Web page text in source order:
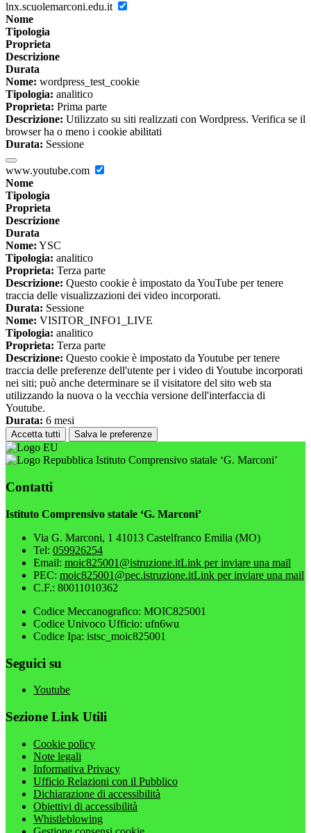
lnx.scuolemarconi.edu.it
Nome
Tipologia
Proprieta
Descrizione
Durata
Nome: wordpress_test_cookie
Tipologia: analitico
Proprieta: Prima parte
Descrizione: Utilizzato su siti realizzati con Wordpress. Verifica se il
browser ha o meno i cookie abilitati
Durata: Sessione
www.youtube.com
Nome
Tipologia
Proprieta
Descrizione
Durata
Nome: YSC
Tipologia: analitico
Proprieta: Terza parte
Descrizione: Questo cookie è impostato da YouTube per tenere
traccia delle visualizzazioni dei video incorporati.
Durata: Sessione
Nome: VISITOR_INFO1_LIVE
Tipologia: analitico
Proprieta: Terza parte
Descrizione: Questo cookie è impostato da Youtube per tenere
traccia delle preferenze dell'utente per i video di Youtube incorporati
nei siti; può anche determinare se il visitatore del sito web sta
utilizzando la nuova o la vecchia versione dell'interfaccia di
Youtube.
Durata: 6 mesi
Accetta tutti Salva le preferenze
Istituto Comprensivo statale ‘G. Marconi’
Contatti
Istituto Comprensivo statale ‘G. Marconi’
Via G. Marconi, 1 41013 Castelfranco Emilia (MO)
Tel: 059926254
Email: moic825001@istruzione.itLink per inviare una mail
PEC: moic825001@pec.istruzione.itLink per inviare una mail
C.F.: 80011010362
Codice Meccanografico: MOIC825001
Codice Univoco Ufficio: ufn6wu
Codice Ipa: istsc_moic825001
Seguici su
Youtube
Sezione Link Utili
Cookie policy
Note legali
Informativa Privacy
Ufficio Relazioni con il Pubblico
Dichiarazione di accessibilità
Obiettivi di accessibilità
Whistleblowing